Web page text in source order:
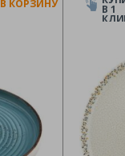
В КОРЗИНУ В 1